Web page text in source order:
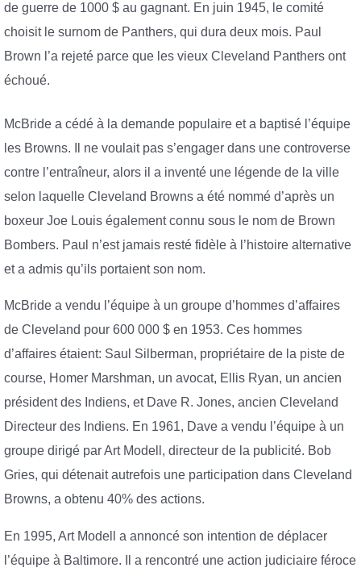
de guerre de 1000 $ au gagnant. En juin 1945, le comité
choisit le surnom de Panthers, qui dura deux mois. Paul
Brown l’a rejeté parce que les vieux Cleveland Panthers ont
échoué.
McBride a cédé à la demande populaire et a baptisé l’équipe
les Browns. Il ne voulait pas s’engager dans une controverse
contre l’entraîneur, alors il a inventé une légende de la ville
selon laquelle Cleveland Browns a été nommé d’après un
boxeur Joe Louis également connu sous le nom de Brown
Bombers. Paul n’est jamais resté fidèle à l’histoire alternative
et a admis qu’ils portaient son nom.
McBride a vendu l’équipe à un groupe d’hommes d’affaires
de Cleveland pour 600 000 $ en 1953. Ces hommes
d’affaires étaient: Saul Silberman, propriétaire de la piste de
course, Homer Marshman, un avocat, Ellis Ryan, un ancien
président des Indiens, et Dave R. Jones, ancien Cleveland
Directeur des Indiens. En 1961, Dave a vendu l’équipe à un
groupe dirigé par Art Modell, directeur de la publicité. Bob
Gries, qui détenait autrefois une participation dans Cleveland
Browns, a obtenu 40% des actions.
En 1995, Art Modell a annoncé son intention de déplacer
l’équipe à Baltimore. Il a rencontré une action judiciaire féroce